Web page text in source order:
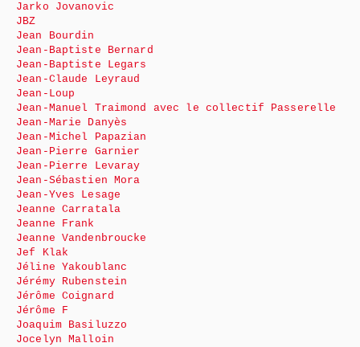
Jarko Jovanovic
JBZ
Jean Bourdin
Jean-Baptiste Bernard
Jean-Baptiste Legars
Jean-Claude Leyraud
Jean-Loup
Jean-Manuel Traimond avec le collectif Passerelle
Jean-Marie Danyès
Jean-Michel Papazian
Jean-Pierre Garnier
Jean-Pierre Levaray
Jean-Sébastien Mora
Jean-Yves Lesage
Jeanne Carratala
Jeanne Frank
Jeanne Vandenbroucke
Jef Klak
Jéline Yakoublanc
Jérémy Rubenstein
Jérôme Coignard
Jérôme F
Joaquim Basiluzzo
Jocelyn Malloin